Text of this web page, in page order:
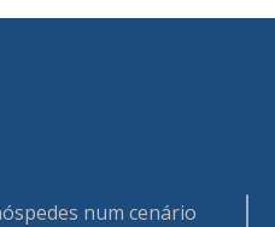
num cenário